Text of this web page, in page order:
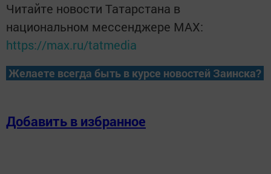
Читайте новости Татарстана в
национальном мессенджере MАХ:
https://max.ru/tatmedia
Желаете всегда быть в курсе новостей Заинска?
Добавить в избранное